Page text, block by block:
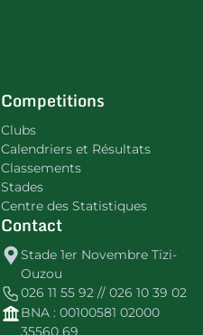
Competitions
Clubs
Calendriers et Résultats
Classements
Stades
Centre des Statistiques
Contact
Stade 1er Novembre Tizi-
Ouzou
026 11 55 92 // 026 10 39 02
BNA : 00100581 02000
35560 69